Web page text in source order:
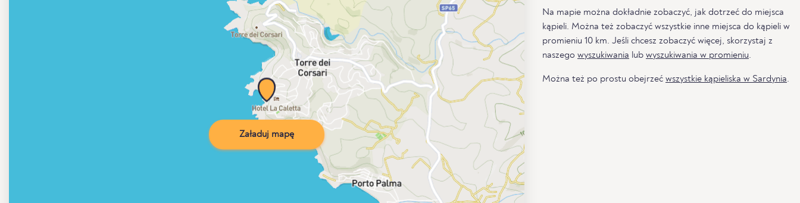
Załaduj mapę
Na mapie można dokładnie zobaczyć, jak dotrzeć do miejsca
kąpieli. Można też zobaczyć wszystkie inne miejsca do kąpieli w
promieniu 10 km. Jeśli chcesz zobaczyć więcej, skorzystaj z
naszego wyszukiwania lub wyszukiwania w promieniu.
Można też po prostu obejrzeć wszystkie kąpieliska w Sardynia.